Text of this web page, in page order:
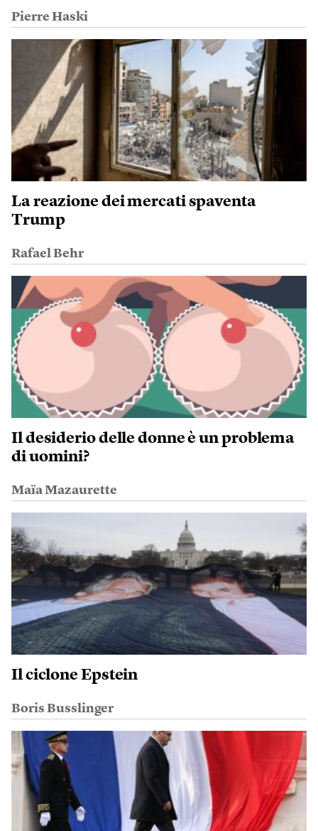
Pierre Haski
La reazione dei mercati spaventa
Trump
Rafael Behr
Il desiderio delle donne è un problema
di uomini?
Maïa Mazaurette
Il ciclone Epstein
Boris Busslinger